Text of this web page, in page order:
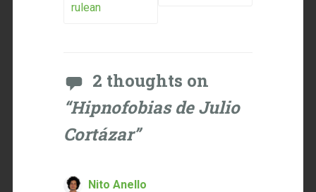
rulean
2 thoughts on
“Hipnofobias de Julio
Cortázar”
Nito Anello